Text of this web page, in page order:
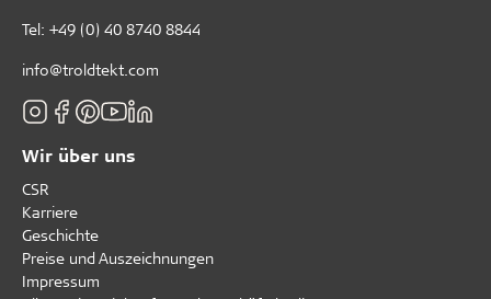
Tel: +49 (0) 40 8740 8844
info@troldtekt.com
Wir über uns
CSR
Karriere
Geschichte
Preise und Auszeichnungen
Impressum